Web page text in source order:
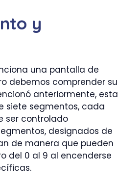
y
una pantalla de
debemos comprender su
anteriormente, esta
siete segmentos, cada
ser controlado
designados de
de manera que pueden
del 0 al 9 al encenderse